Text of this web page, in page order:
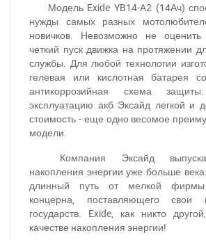
Модель Exide YB14-A2 (14Ач)
нужды самых разных
новичков. Невозможно не
четкий пуск движка на протяжении
службы. Для любой технологии
гелевая или кислотная батарея
антикоррозийная схема
эксплуатацию акб Эксайд легкой и
стоимость - еще одно весомое
модели.
Компания Эксайд
накопления энергии уже больше
длинный путь от мелкой
концерна, поставляющего
государств. Exide, как никто
качестве накопления энергии!